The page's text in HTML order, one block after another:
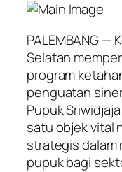
PALEMBANG —
Selatan
program
penguatan
Pupuk
satu objek vital
strategis dalam
pupuk bagi